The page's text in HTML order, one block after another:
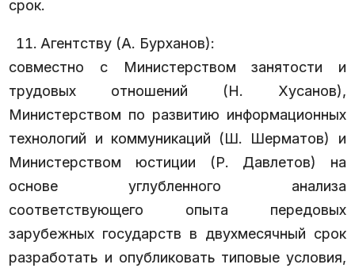
срок.
Агентству (А. Бурханов):
совместно с Министерством занятости и
трудовых отношений (Н. Хусанов),
Министерством по развитию информационных
технологий и коммуникаций (Ш. Шерматов) и
Министерством юстиции (Р. Давлетов) на
основе углубленного анализа
соответствующего опыта передовых
зарубежных государств в двухмесячный срок
разработать и опубликовать типовые условия,